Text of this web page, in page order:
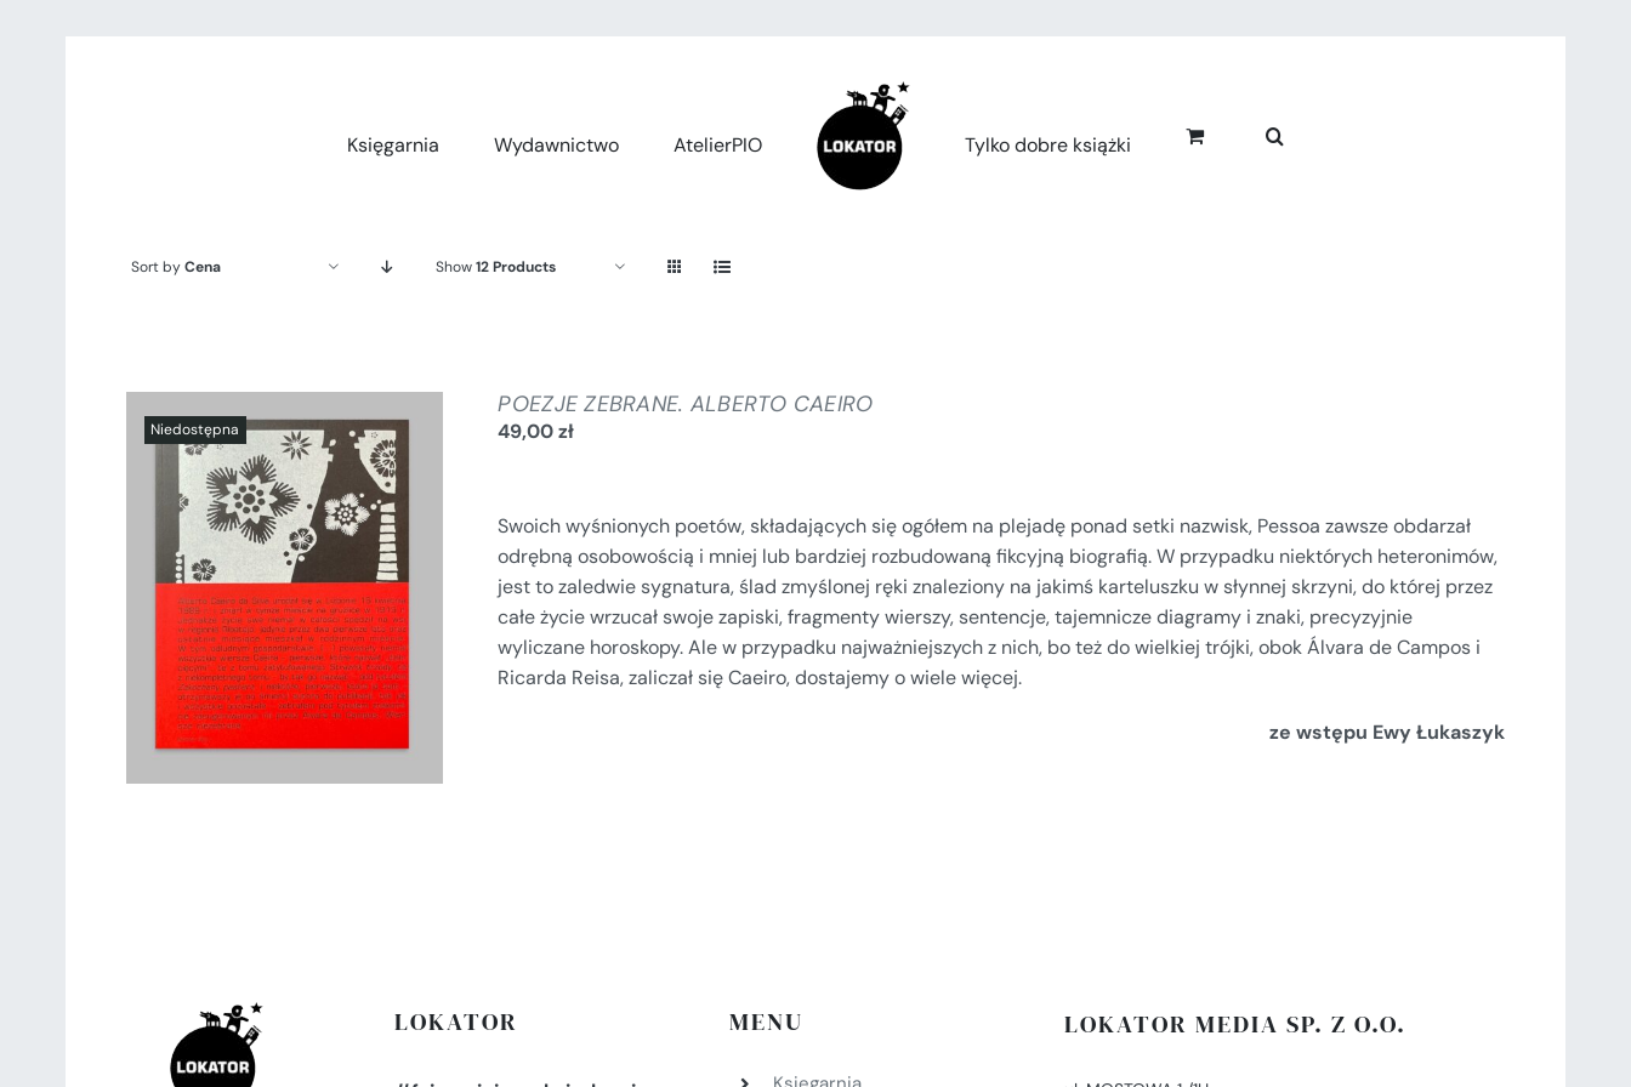
Księgarnia
Wydawnictwo AtelierPIO Tylko dobre książki
Sort byCena Show12 Products
SZCZEGÓŁY
POEZJE ZEBRANE. ALBERTO CAEIRO
49,00zł
Swoich wyśnionych poetów, składających się ogółem na plejadę ponad setki nazwisk, Pessoa zawsze obdarzał
odrębną osobowością i mniej lub bardziej rozbudowaną fikcyjną biografią. W przypadku niektórych heteronimów,
jest to zaledwie sygnatura, ślad zmyślonej ręki znaleziony na jakimś karteluszku w słynnej skrzyni, do której przez
całe życie wrzucał swoje zapiski, fragmenty wierszy, sentencje, tajemnicze diagramy i znaki, precyzyjnie
wyliczane horoskopy. Ale w przypadku najważniejszych z nich, bo też do wielkiej trójki, obok Álvara de Campos i
Ricarda Reisa, zaliczał się Caeiro, dostajemy o wiele więcej.
ze wstępu Ewy Łukaszyk
LOKATOR MENU LOKATOR MEDIA SP. Z O.O.